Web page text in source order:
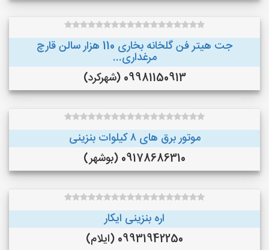
جت هیتر فن گلخانه بخاری 110 هزار سالن قارچ
مرغداری...
09981150913 (شهرکرد)
موتور برق های ٨ کیلوات بنزینی
09178686310 (بوشهر)
اره بنزینی ایکار
09931942250 (ایلام)